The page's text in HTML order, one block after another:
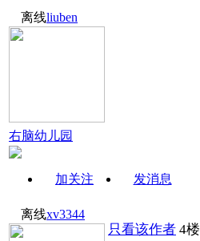
离线liuben
右脑幼儿园
加关注 发消息
离线xv3344
只看该作者 4楼